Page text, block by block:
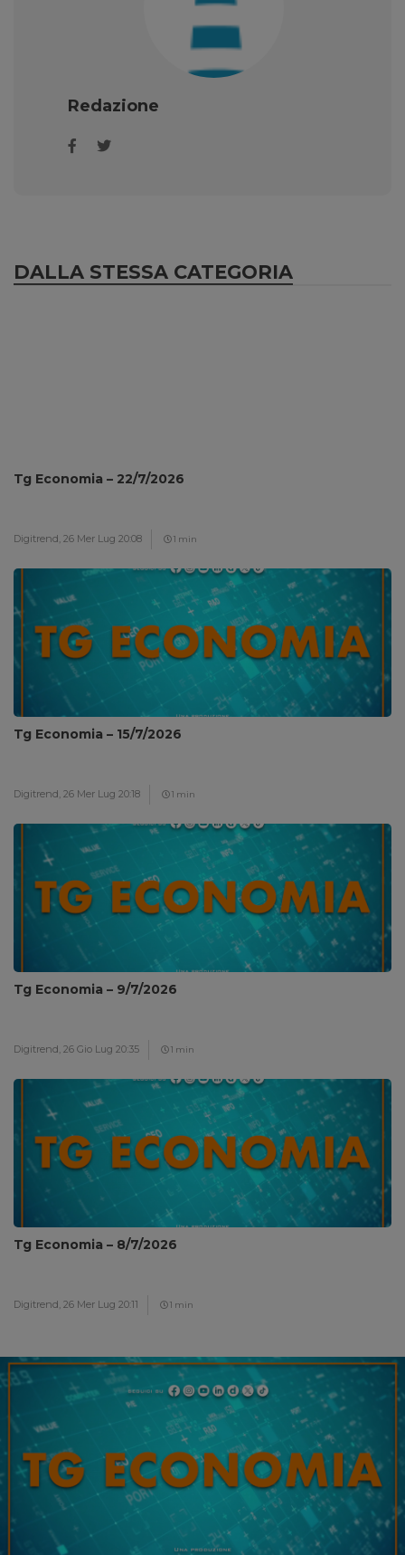
Redazione
DALLA STESSA CATEGORIA
Tg Economia – 22/7/2026
Digitrend, 26 Mer Lug 20:08 1 min
Tg Economia – 15/7/2026
Digitrend, 26 Mer Lug 20:18 1 min
Tg Economia – 9/7/2026
Digitrend, 26 Gio Lug 20:35 1 min
Tg Economia – 8/7/2026
Digitrend, 26 Mer Lug 20:11 1 min